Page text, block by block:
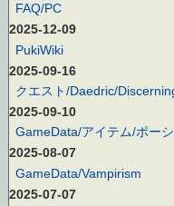
FAQ/PC
2025-12-09
PukiWiki
2025-09-16
クエスト/Daedric/
2025-09-10
GameData/アイテム/ポー
2025-08-07
GameData/Vampirism
2025-07-07